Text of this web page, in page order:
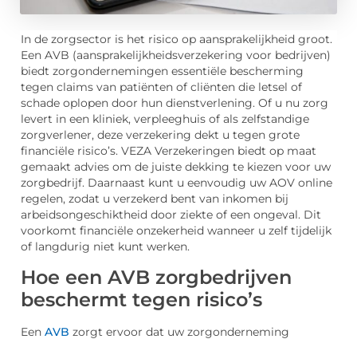
In de zorgsector is het risico op aansprakelijkheid groot.
Een AVB (aansprakelijkheidsverzekering voor bedrijven)
biedt zorgondernemingen essentiële bescherming
tegen claims van patiënten of cliënten die letsel of
schade oplopen door hun dienstverlening. Of u nu zorg
levert in een kliniek, verpleeghuis of als zelfstandige
zorgverlener, deze verzekering dekt u tegen grote
financiële risico’s. VEZA Verzekeringen biedt op maat
gemaakt advies om de juiste dekking te kiezen voor uw
zorgbedrijf. Daarnaast kunt u eenvoudig uw AOV online
regelen, zodat u verzekerd bent van inkomen bij
arbeidsongeschiktheid door ziekte of een ongeval. Dit
voorkomt financiële onzekerheid wanneer u zelf tijdelijk
of langdurig niet kunt werken.
Hoe een AVB zorgbedrijven
beschermt tegen risico’s
Een AVB zorgt ervoor dat uw zorgonderneming